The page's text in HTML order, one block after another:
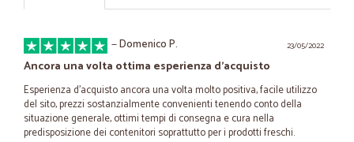
23/05/2022
—Domenico P.
Ancora una volta ottima esperienza d'acquisto
Esperienza d'acquisto ancora una volta molto positiva, facile utilizzo
del sito, prezzi sostanzialmente convenienti tenendo conto della
situazione generale, ottimi tempi di consegna e cura nella
predisposizione dei contenitori soprattutto per i prodotti freschi.